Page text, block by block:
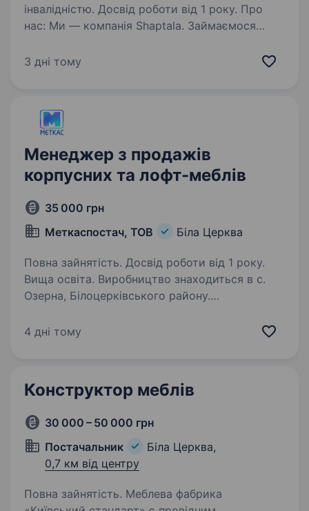
інвалідністю. Досвід роботи від 1 року. Про
нас: Ми — компанія Shaptala. Займаємося
військових, мисливців та рибалок. Створюємо
ми шукаємо…
3 дні тому
Менеджер з продажів
корпусних та лофт-меблів
35 000 грн
Меткаспостач, ТОВ
Біла Церква
Повна зайнятість. Досвід роботи від 1 року.
Вища освіта. Виробництво знаходиться в с.
Озерна, Білоцерківського району.
роботи та назад. Вимоги: Досвід роботи
4 дні тому
Конструктор меблів
30 000 – 50 000 грн
Постачальник
Біла Церква,
0,7 км від центру
Повна зайнятість. Меблева фабрика